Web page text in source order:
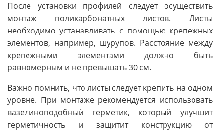
После установки профилей следует осуществить
монтаж поликарбонатных листов. Листы
необходимо устанавливать с помощью крепежных
элементов, например, шурупов. Расстояние между
крепежными элементами должно быть
равномерным и не превышать 30 см.
Важно помнить, что листы следует крепить на одном
уровне. При монтаже рекомендуется использовать
вазелиноподобный герметик, который улучшит
герметичность и защитит конструкцию от